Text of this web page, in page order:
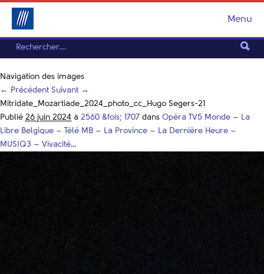
Menu
Navigation des images
← Précédent Suivant →
Mitridate_Mozartiade_2024_photo_cc_Hugo Segers-21
Publié 26 juin 2024 à 2560 &fois; 1707 dans Opéra TV5 Monde – La
Libre Belgique – Télé MB – La Province – La Dernière Heure –
MUSIQ3 – Vivacité…